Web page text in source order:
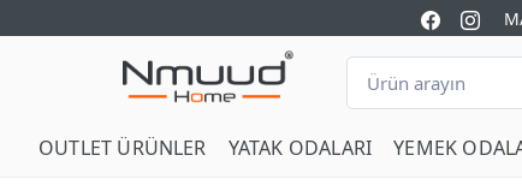
OUTLET ÜRÜNLER YATAK ODALARI YEMEK